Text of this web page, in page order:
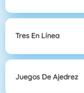
Tres En Línea
Juegos De Ajedrez